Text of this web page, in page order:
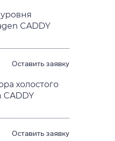
CADDY
Оставить заявку
холостого
CADDY
Оставить заявку